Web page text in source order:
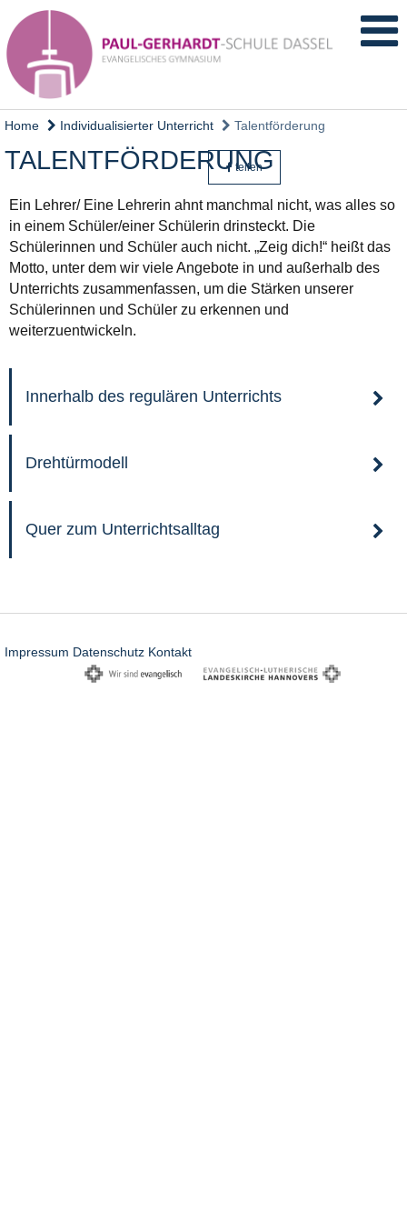
Home Individualisierter Unterricht Talentförderung
TALENTFÖRDERUNG
teilen
Ein Lehrer/ Eine Lehrerin ahnt manchmal nicht, was alles so
in einem Schüler/einer Schülerin drinsteckt. Die
Schülerinnen und Schüler auch nicht. „Zeig dich!“ heißt das
Motto, unter dem wir viele Angebote in und außerhalb des
Unterrichts zusammenfassen, um die Stärken unserer
Schülerinnen und Schüler zu erkennen und
weiterzuentwickeln.
Innerhalb des regulären Unterrichts
Drehtürmodell
Quer zum Unterrichtsalltag
Impressum Datenschutz Kontakt